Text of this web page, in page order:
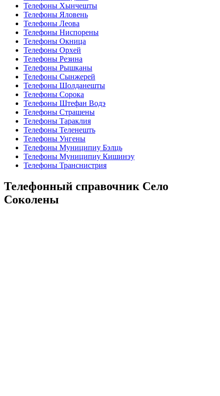
Телефоны Хынчешты
Телефоны Яловень
Телефоны Леова
Телефоны Ниспорены
Телефоны Окница
Телефоны Орхей
Телефоны Резина
Телефоны Рышканы
Телефоны Сынжерей
Телефоны Шолданешты
Телефоны Сорока
Телефоны Штефан Водэ
Телефоны Страшены
Телефоны Тараклия
Телефоны Теленешть
Телефоны Унгены
Телефоны Муниципиу Бэлць
Телефоны Муниципиу Кишинэу
Телефоны Транснистрия
Телефонный справочник Село
Соколены